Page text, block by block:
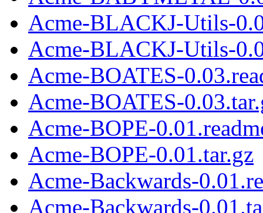
Acme-BLACKJ-Utils-
Acme-BLACKJ-Utils-
Acme-BOATES-
Acme-BOATES-
Acme-BOPE-
Acme-BOPE-0.01.tar.gz
Acme-Backwards-
Acme-Backwards-